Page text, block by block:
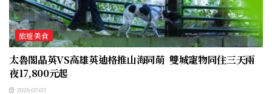
旅遊美食
太魯閣晶英VS高雄英迪格推山海同萌 雙城寵物同住三天兩
夜17,800元起
2026-07-03